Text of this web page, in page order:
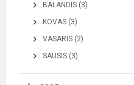
BALANDIS (3)
KOVAS (3)
VASARIS (2)
SAUSIS (3)